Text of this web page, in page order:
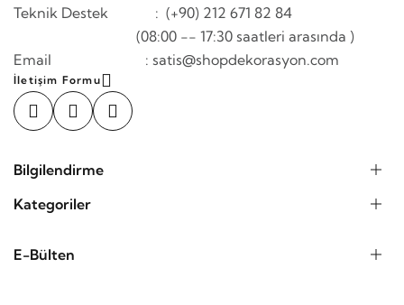
Teknik Destek : (+90) 212 671 82 84
(08:00 -- 17:30 saatleri arasında )
Email : satis@shopdekorasyon.com
İletişim Formu
Bilgilendirme
Kategoriler
E-Bülten